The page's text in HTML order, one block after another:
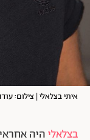
איתי בצלאלי | צילום:
בצלאליהיה